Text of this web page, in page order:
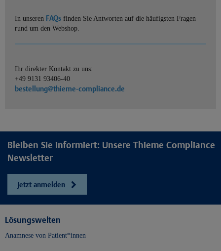
In unseren FAQs finden Sie Antworten auf die häufigsten Fragen
rund um den Webshop.
Ihr direkter Kontakt zu uns:
+49 9131 93406-40
bestellung@thieme-compliance.de
Bleiben Sie informiert: Unsere Thieme Compliance
Newsletter
Jetzt anmelden
Lösungswelten
Anamnese von Patient*innen